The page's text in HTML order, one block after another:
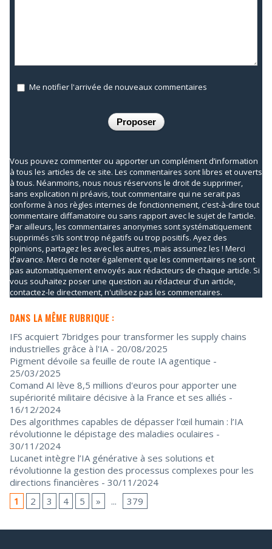
Me notifier l'arrivée de nouveaux commentaires
Vous pouvez commenter ou apporter un complément d’information
à tous les articles de ce site. Les commentaires sont libres et ouverts
à tous. Néanmoins, nous nous réservons le droit de supprimer,
sans explication ni préavis, tout commentaire qui ne serait pas
conforme à nos règles internes de fonctionnement, c'est-à-dire tout
commentaire diffamatoire ou sans rapport avec le sujet de l’article.
Par ailleurs, les commentaires anonymes sont systématiquement
supprimés s’ils sont trop négatifs ou trop positifs. Ayez des
opinions, partagez les avec les autres, mais assumez les ! Merci
d’avance. Merci de noter également que les commentaires ne sont
pas automatiquement envoyés aux rédacteurs de chaque article. Si
vous souhaitez poser une question au rédacteur d'un article,
contactez-le directement, n'utilisez pas les commentaires.
DANS LA MÊME RUBRIQUE :
IFS acquiert 7bridges pour transformer les supply chains
industrielles grâce à l'IA - 20/08/2025
Pigment dévoile sa feuille de route IA agentique -
25/03/2025
Comand AI lève 8,5 millions d'euros pour apporter une
supériorité militaire décisive à la France et ses alliés -
16/12/2024
Des algorithmes capables de dépasser l’œil humain : l’IA
révolutionne le dépistage des maladies oculaires -
30/11/2024
Lucanet intègre l’IA générative à ses solutions et
révolutionne la gestion des processus complexes pour les
directions financières - 30/11/2024
1
2 3 4 5 » ... 379